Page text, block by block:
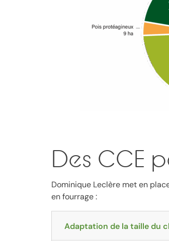
Des CCE
Dominique Leclère met en
en fourrage :
Adaptation de la taille du